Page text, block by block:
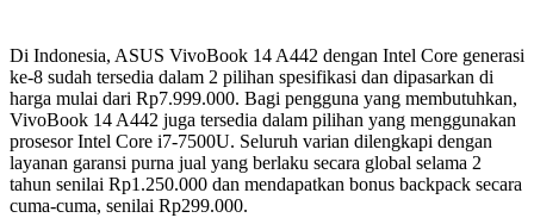
Di Indonesia, ASUS VivoBook 14 A442 dengan Intel Core generasi
ke-8 sudah tersedia dalam 2 pilihan spesifikasi dan dipasarkan di
harga mulai dari Rp7.999.000. Bagi pengguna yang membutuhkan,
VivoBook 14 A442 juga tersedia dalam pilihan yang menggunakan
prosesor Intel Core i7-7500U. Seluruh varian dilengkapi dengan
layanan garansi purna jual yang berlaku secara global selama 2
tahun senilai Rp1.250.000 dan mendapatkan bonus backpack secara
cuma-cuma, senilai Rp299.000.